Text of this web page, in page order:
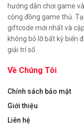
hướng dẫn chơi game
cộng đồng game thủ.
giftcode mới nhất và
không bỏ lỡ bất kỳ biến
giải trí số.
Về Chúng Tôi
Chính sách bảo mật
Giới thiệu
Liên hệ